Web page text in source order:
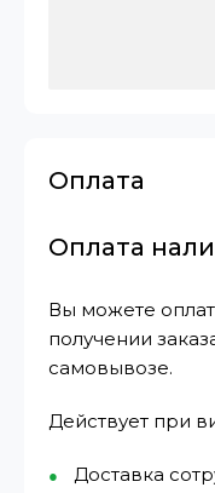
Оплата
Оплата
Вы можете
получении
самовывозе.
Действует при
Доставка